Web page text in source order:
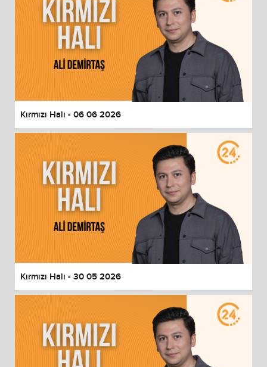
Kırmızı Halı - 06 06 2026
Kırmızı Halı - 30 05 2026